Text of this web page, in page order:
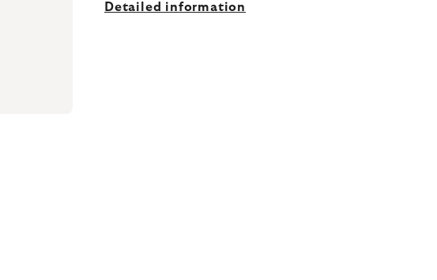
Detailed information